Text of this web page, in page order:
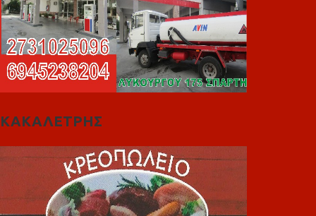
ΚΑΚΑΛΕΤΡΗΣ